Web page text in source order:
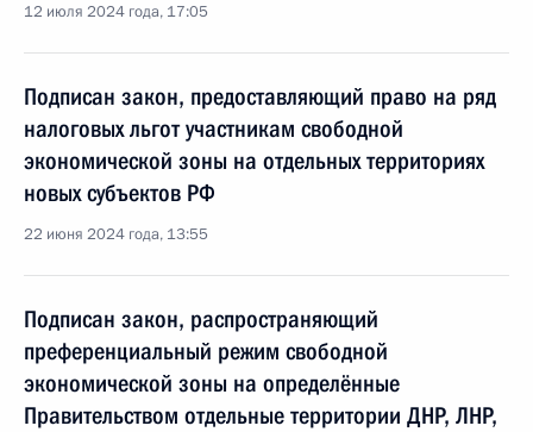
12 июля 2024 года, 17:05
Подписан закон, предоставляющий право на ряд
налоговых льгот участникам свободной
экономической зоны на отдельных территориях
новых субъектов РФ
22 июня 2024 года, 13:55
Подписан закон, распространяющий
преференциальный режим свободной
экономической зоны на определённые
Правительством отдельные территории ДНР, ЛНР,